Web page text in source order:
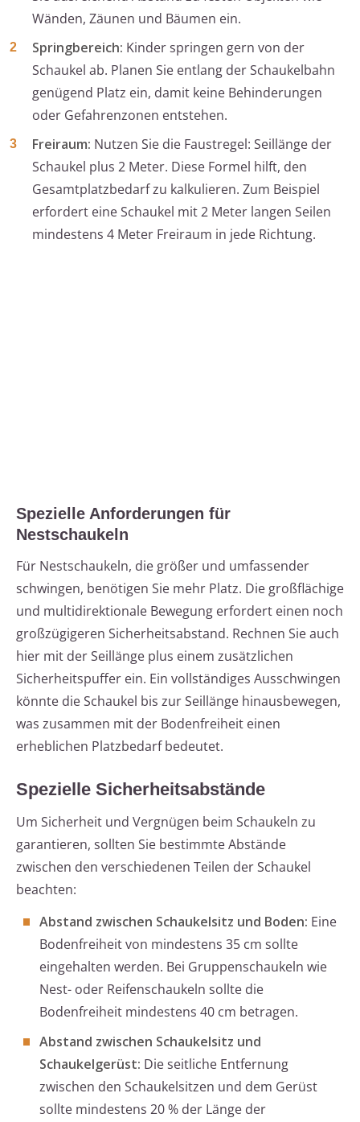
Wänden, Zäunen und Bäumen ein.
Springbereich: Kinder springen gern von der
Schaukel ab. Planen Sie entlang der Schaukelbahn
genügend Platz ein, damit keine Behinderungen
oder Gefahrenzonen entstehen.
Freiraum: Nutzen Sie die Faustregel: Seillänge der
Schaukel plus 2 Meter. Diese Formel hilft, den
Gesamtplatzbedarf zu kalkulieren. Zum Beispiel
erfordert eine Schaukel mit 2 Meter langen Seilen
mindestens 4 Meter Freiraum in jede Richtung.
Spezielle Anforderungen für
Nestschaukeln
Für Nestschaukeln, die größer und umfassender
schwingen, benötigen Sie mehr Platz. Die großflächige
und multidirektionale Bewegung erfordert einen noch
großzügigeren Sicherheitsabstand. Rechnen Sie auch
hier mit der Seillänge plus einem zusätzlichen
Sicherheitspuffer ein. Ein vollständiges Ausschwingen
könnte die Schaukel bis zur Seillänge hinausbewegen,
was zusammen mit der Bodenfreiheit einen
erheblichen Platzbedarf bedeutet.
Spezielle Sicherheitsabstände
Um Sicherheit und Vergnügen beim Schaukeln zu
garantieren, sollten Sie bestimmte Abstände
zwischen den verschiedenen Teilen der Schaukel
beachten:
Abstand zwischen Schaukelsitz und Boden: Eine
Bodenfreiheit von mindestens 35 cm sollte
eingehalten werden. Bei Gruppenschaukeln wie
Nest- oder Reifenschaukeln sollte die
Bodenfreiheit mindestens 40 cm betragen.
Abstand zwischen Schaukelsitz und
Schaukelgerüst: Die seitliche Entfernung
zwischen den Schaukelsitzen und dem Gerüst
sollte mindestens 20 % der Länge der